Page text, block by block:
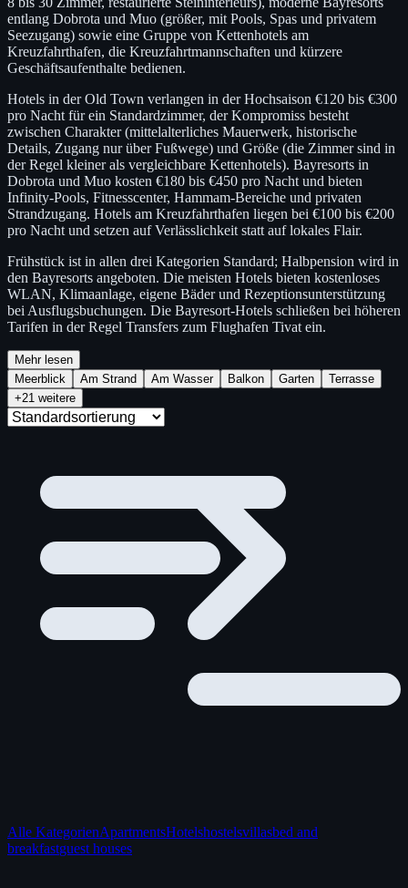
entlang Dobrota und Muo (größer, mit Pools, Spas und privatem
Seezugang) sowie eine Gruppe von Kettenhotels am
Kreuzfahrthafen, die Kreuzfahrtmannschaften und kürzere
Geschäftsaufenthalte bedienen.
Hotels in der Old Town verlangen in der Hochsaison €120 bis €300
pro Nacht für ein Standardzimmer, der Kompromiss besteht
zwischen Charakter (mittelalterliches Mauerwerk, historische
Details, Zugang nur über Fußwege) und Größe (die Zimmer sind in
der Regel kleiner als vergleichbare Kettenhotels). Bayresorts in
Dobrota und Muo kosten €180 bis €450 pro Nacht und bieten
Infinity-Pools, Fitnesscenter, Hammam-Bereiche und privaten
Strandzugang. Hotels am Kreuzfahrthafen liegen bei €100 bis €200
pro Nacht und setzen auf Verlässlichkeit statt auf lokales Flair.
Frühstück ist in allen drei Kategorien Standard; Halbpension wird in
den Bayresorts angeboten. Die meisten Hotels bieten kostenloses
WLAN, Klimaanlage, eigene Bäder und Rezeptionsunterstützung
bei Ausflugsbuchungen. Die Bayresort-Hotels schließen bei höheren
Tarifen in der Regel Transfers zum Flughafen Tivat ein.
Mehr lesen
Meerblick
Am Strand Am Wasser Balkon Garten
Terrasse
+21 weitere
Alle KategorienApartmentsHotelshostelsvillasbed and
breakfastguest houses